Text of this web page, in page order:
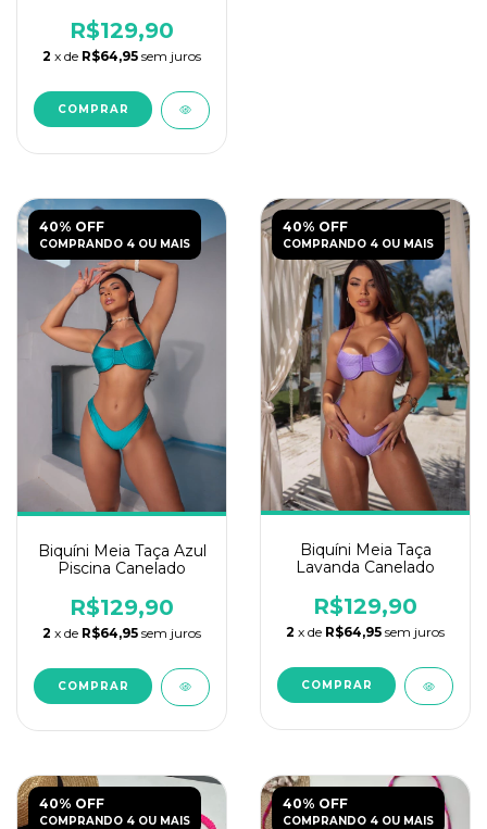
R$129,90
2 x de R$64,95 sem juros
COMPRAR
40% OFF
COMPRANDO 4 OU MAIS
Biquíni Meia Taça Azul
Piscina Canelado
R$129,90
2 x de R$64,95 sem juros
COMPRAR
40% OFF
COMPRANDO 4 OU MAIS
Biquíni Meia Taça
Lavanda Canelado
R$129,90
2 x de R$64,95 sem juros
COMPRAR
40% OFF
COMPRANDO 4 OU MAIS
40% OFF
COMPRANDO 4 OU MAIS